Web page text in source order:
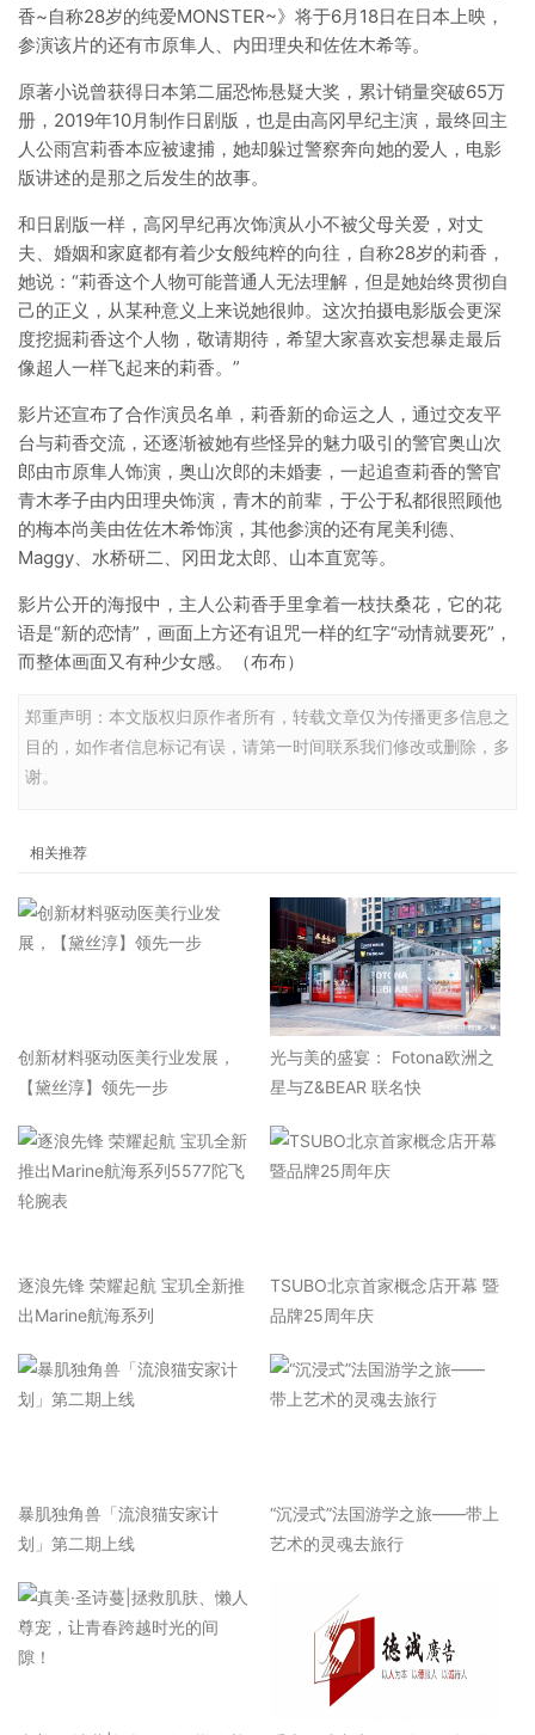
香~自称28岁的纯爱MONSTER~》将于6月18日在日本上映，
参演该片的还有市原隼人、内田理央和佐佐木希等。
原著小说曾获得日本第二届恐怖悬疑大奖，累计销量突破65万
册，2019年10月制作日剧版，也是由高冈早纪主演，最终回主
人公雨宫莉香本应被逮捕，她却躲过警察奔向她的爱人，电影
版讲述的是那之后发生的故事。
和日剧版一样，高冈早纪再次饰演从小不被父母关爱，对丈
夫、婚姻和家庭都有着少女般纯粹的向往，自称28岁的莉香，
她说：“莉香这个人物可能普通人无法理解，但是她始终贯彻自
己的正义，从某种意义上来说她很帅。这次拍摄电影版会更深
度挖掘莉香这个人物，敬请期待，希望大家喜欢妄想暴走最后
像超人一样飞起来的莉香。”
影片还宣布了合作演员名单，莉香新的命运之人，通过交友平
台与莉香交流，还逐渐被她有些怪异的魅力吸引的警官奥山次
郎由市原隼人饰演，奥山次郎的未婚妻，一起追查莉香的警官
青木孝子由内田理央饰演，青木的前辈，于公于私都很照顾他
的梅本尚美由佐佐木希饰演，其他参演的还有尾美利德、
Maggy、水桥研二、冈田龙太郎、山本直宽等。
影片公开的海报中，主人公莉香手里拿着一枝扶桑花，它的花
语是“新的恋情”，画面上方还有诅咒一样的红字“动情就要死”，
而整体画面又有种少女感。（布布）
郑重声明：本文版权归原作者所有，转载文章仅为传播更多信息之
目的，如作者信息标记有误，请第一时间联系我们修改或删除，多
谢。
相关推荐
​创新材料驱动医美行业发展，
【黛丝淳】领先一步
光与美的盛宴： Fotona欧洲之
星与Z&BEAR 联名快
逐浪先锋 荣耀起航 宝玑全新推
出Marine航海系列
TSUBO北京首家概念店开幕 暨
品牌25周年庆
暴肌独角兽「流浪猫安家计
划」第二期上线
“沉浸式”法国游学之旅——带上
艺术的灵魂去旅行